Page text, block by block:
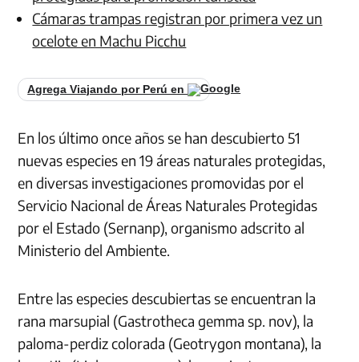
Cámaras trampas registran por primera vez un
ocelote en Machu Picchu
Agrega Viajando por Perú en
En los último once años se han descubierto 51
nuevas especies en 19 áreas naturales protegidas,
en diversas investigaciones promovidas por el
Servicio Nacional de Áreas Naturales Protegidas
por el Estado (Sernanp), organismo adscrito al
Ministerio del Ambiente.
Entre las especies descubiertas se encuentran la
rana marsupial (Gastrotheca gemma sp. nov), la
paloma-perdiz colorada (Geotrygon montana), la